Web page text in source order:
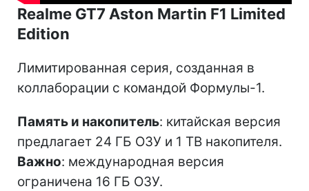
Realme GT7 Aston Martin F1 Limited
Edition
Лимитированная серия, созданная в
коллаборации с командой Формулы-1.
Память и накопитель: китайская версия
предлагает 24 ГБ ОЗУ и 1 ТВ накопителя.
Важно: международная версия
ограничена 16 ГБ ОЗУ.